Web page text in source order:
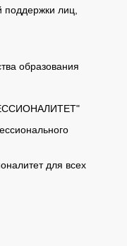
лиц,
образования
для всех